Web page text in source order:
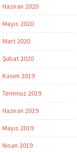
Haziran 2020
Mayıs 2020
Mart 2020
Şubat 2020
Kasım 2019
Temmuz 2019
Haziran 2019
Mayıs 2019
Nisan 2019